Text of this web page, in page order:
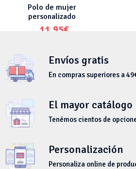
Polo de mujer
personalizado
11.95€
Envíos gratis
En compras superiores a
El mayor catálogo
Tenémos cientos de
Personalización
Personaliza online de